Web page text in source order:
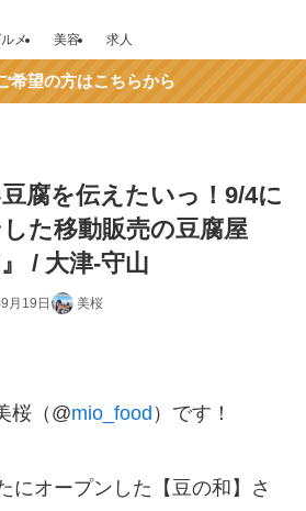
メ 美容 求人
希望の方はこちらから
腐を伝えたいっ！9/4に
た移動販売の豆腐屋
』 / 大津-守山
月19日 美桜
桜（@mio_food ）です！
にオープンした【豆の和】さ